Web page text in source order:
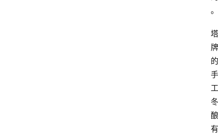
。
塔
牌
的
手
工
冬
酿
有